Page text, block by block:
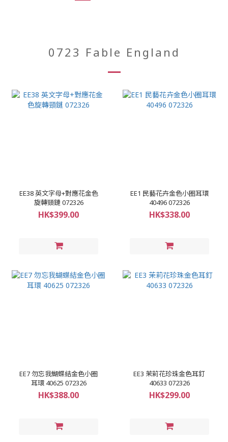
0723 Fable England
EE38 英文字母+對應花金色
旋轉頸鏈 072326
HK$399.00
EE1 民藝花卉金色小圈耳環
40496 072326
HK$338.00
EE7 勿忘我蝴蝶結金色小圈
耳環 40625 072326
HK$388.00
EE3 茉莉花珍珠金色耳釘
40633 072326
HK$299.00